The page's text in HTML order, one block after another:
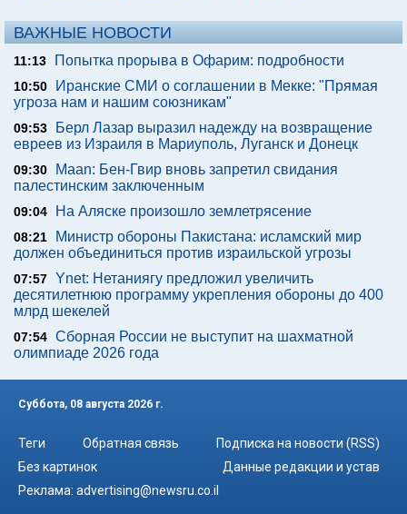
ВАЖНЫЕ НОВОСТИ
11:13 Попытка прорыва в Офарим: подробности
10:50
Иранские СМИ о соглашении в Мекке: "Прямая
угроза нам и нашим союзникам"
09:53
Берл Лазар выразил надежду на возвращение
евреев из Израиля в Мариуполь, Луганск и Донецк
09:30
Maan: Бен-Гвир вновь запретил свидания
палестинским заключенным
09:04 На Аляске произошло землетрясение
08:21
Министр обороны Пакистана: исламский мир
должен объединиться против израильской угрозы
07:57 Ynet: Нетаниягу предложил увеличить
десятилетнюю программу укрепления обороны до 400
млрд шекелей
07:54 Сборная России не выступит на шахматной
олимпиаде 2026 года
Суббота, 08 августа 2026 г.
Теги Обратная связь
Подписка на новости (RSS)
Без картинок
Данные редакции и устав
Реклама: advertising@newsru.co.il